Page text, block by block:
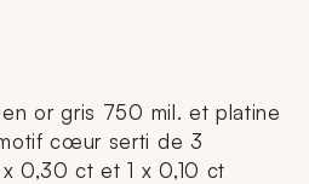
or gris 750 mil. et platine
cœur serti de 3
0,30 ct et 1 x 0,10 ct